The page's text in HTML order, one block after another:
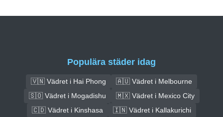
Populära städer idag
🇻🇳 Vädret i Hai Phong
🇦🇺 Vädret i Melbourne
🇸🇴 Vädret i Mogadishu
🇲🇽 Vädret i Mexico City
🇨🇩 Vädret i Kinshasa
🇮🇳 Vädret i Kallakurichi